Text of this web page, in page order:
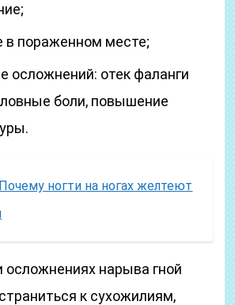
в пораженном месте;
осложнений: отек фаланги
боли, повышение
Почему ногти на ногах желтеют
осложнениях нарыва гной
к сухожилиям,